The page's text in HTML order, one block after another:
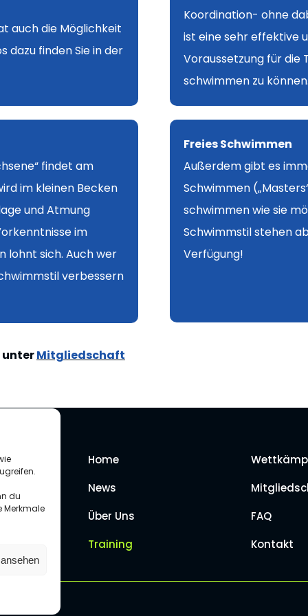
du
Merkmale
auch die Möglichkeit
dazu finden Sie in der
Koordination- ohne
ist eine sehr effektive
Voraussetzung für die
schwimmen zu
“ findet am
im kleinen Becken
und Atmung
im
lohnt sich. Auch wer
verbessern
Freies Schwimmen
Außerdem gibt es
Schwimmen
schwimmen wie sie
Schwimmstil stehen
Verfügung!
Mitgliedschaft
Home
News
Über Uns
Training
FAQ
Kontakt